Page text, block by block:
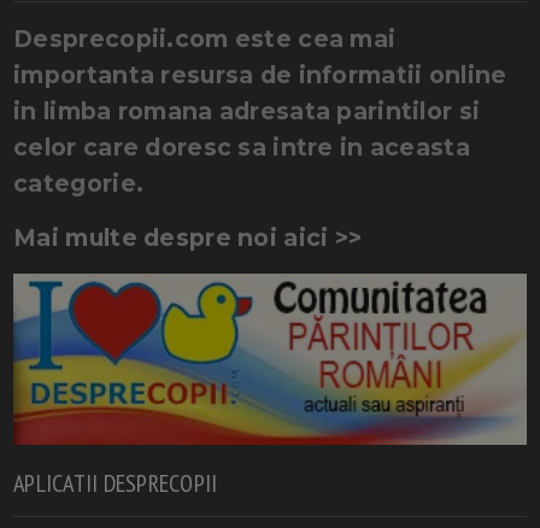
Desprecopii.com este cea mai
importanta resursa de informatii online
in limba romana adresata parintilor si
celor care doresc sa intre in aceasta
categorie.
Mai multe despre noi aici >>
APLICATII DESPRECOPII